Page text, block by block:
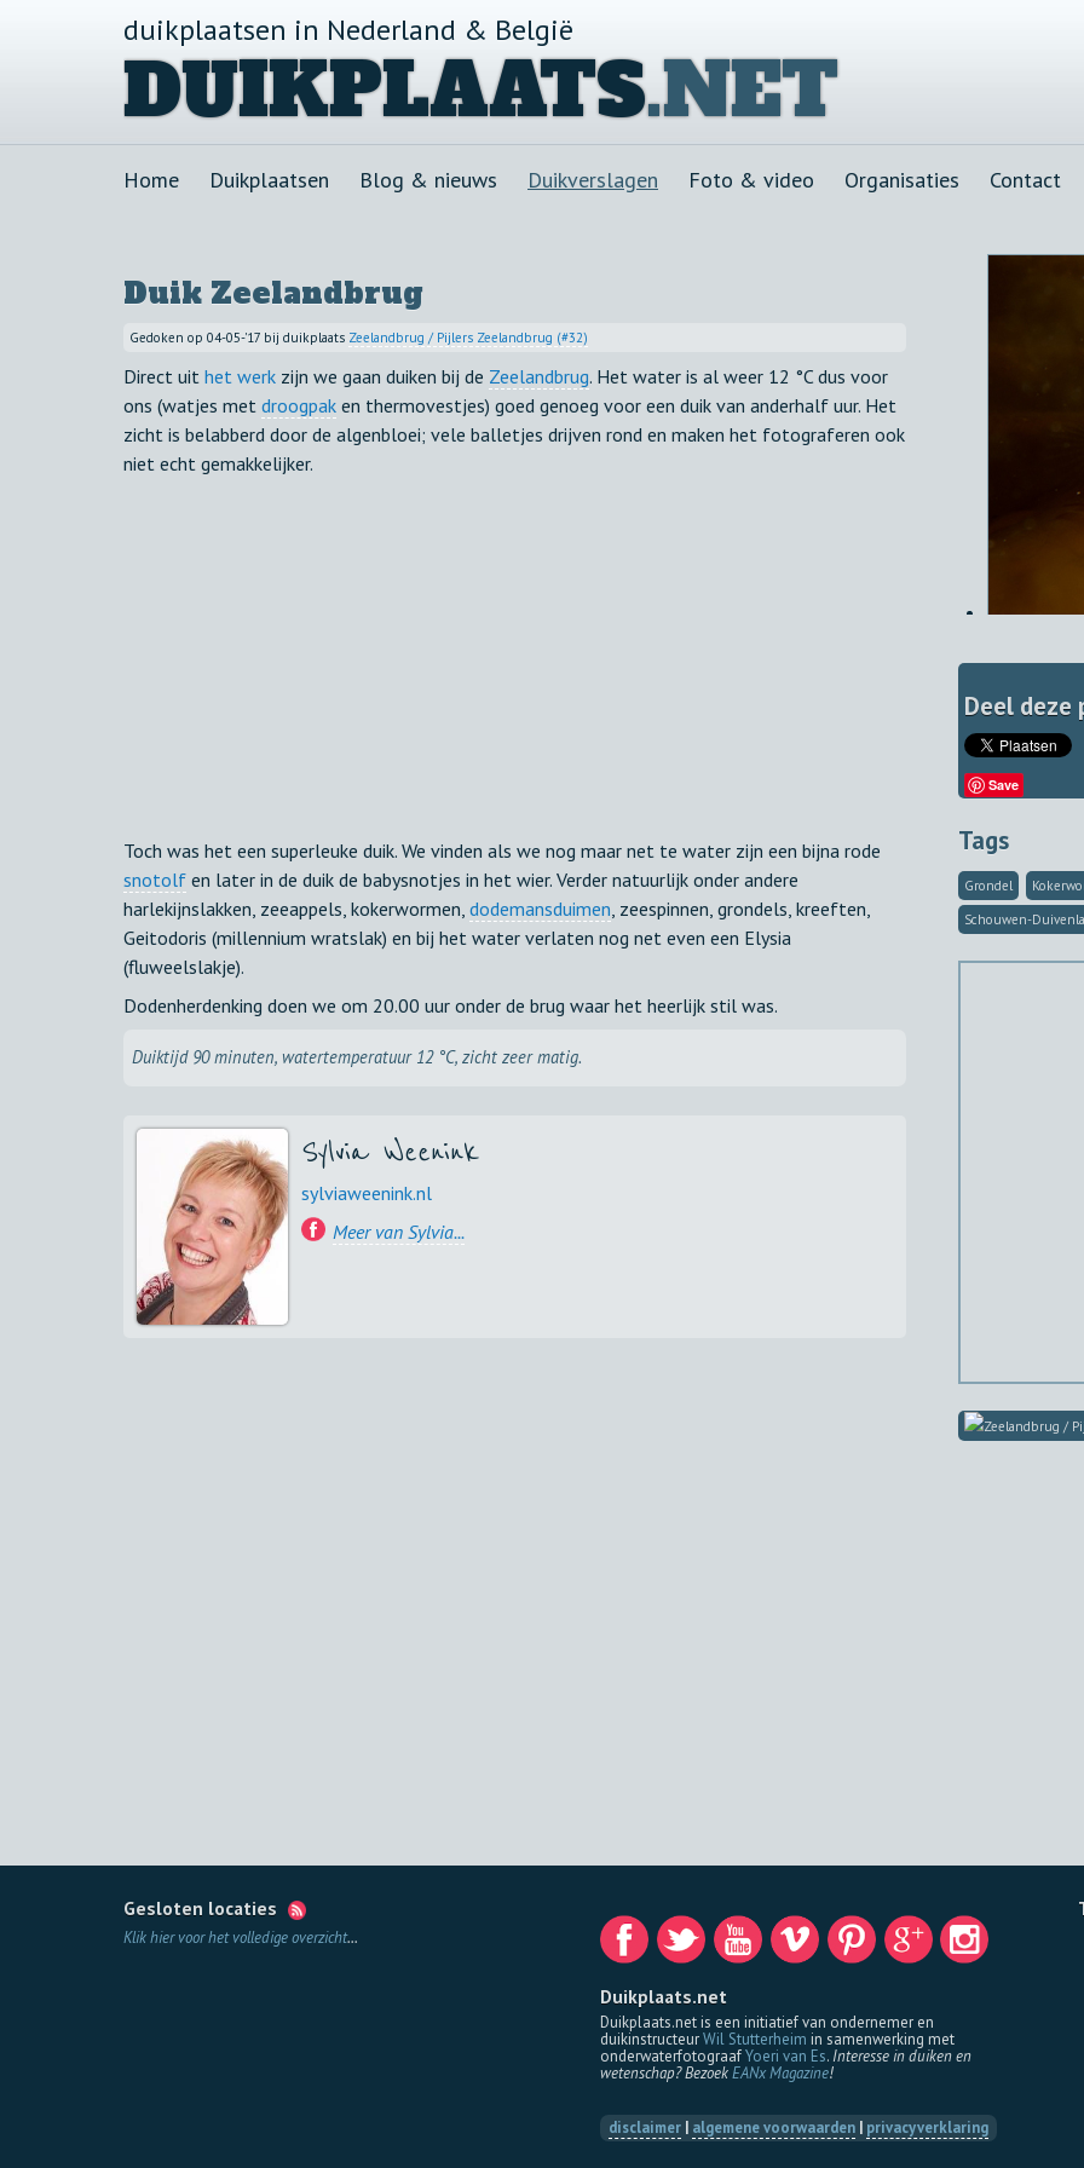
duikplaatsen in Nederland & België
DUIKPLAATS.NET
Home Duikplaatsen Blog & nieuws Duikverslagen Foto & video Organisaties Contact
Duik Zeelandbrug
Gedoken op 04-05-'17 bij duikplaats Zeelandbrug / Pijlers Zeelandbrug (#32)
Direct uit het werk zijn we gaan duiken bij de Zeelandbrug. Het water is al weer 12 °C dus voor
ons (watjes met droogpak en thermovestjes) goed genoeg voor een duik van anderhalf uur. Het
zicht is belabberd door de algenbloei; vele balletjes drijven rond en maken het fotograferen ook
niet echt gemakkelijker.
Toch was het een superleuke duik. We vinden als we nog maar net te water zijn een bijna rode
snotolf en later in de duik de babysnotjes in het wier. Verder natuurlijk onder andere
harlekijnslakken, zeeappels, kokerwormen, dodemansduimen, zeespinnen, grondels, kreeften,
Geitodoris (millennium wratslak) en bij het water verlaten nog net even een Elysia
(fluweelslakje).
Dodenherdenking doen we om 20.00 uur onder de brug waar het heerlijk stil was.
Duiktijd 90 minuten, watertemperatuur 12 °C, zicht zeer matig.
Sylvia Weenink
sylviaweenink.nl
Meer van Sylvia...
Deel deze
Save
Tags
Grondel
Schouwen-
Gesloten locaties
Klik hier voor het volledige overzicht...
Duikplaats.net
Duikplaats.net is een initiatief van ondernemer en
duikinstructeurWil Stutterheim in samenwerking met
onderwaterfotograafYoeri van Es. Interesse in duiken en
wetenschap? BezoekEANx Magazine!
disclaimer | algemene voorwaarden | privacyverklaring